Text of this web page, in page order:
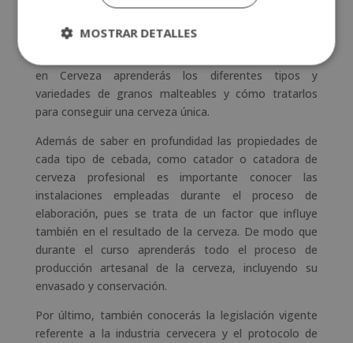
conocimiento en la elaboración de cerveza artesanal
de la cebada. Existen diferentes tipos de grano, y por
en Cerveza aprenderás los diferentes tipos y
variedades de granos malteables y cómo tratarlos
para conseguir una cerveza única.
Además de saber en profundidad las propiedades de
cada tipo de cebada, como catador o catadora de
cerveza profesional es importante conocer las
instalaciones empleadas durante el proceso de
elaboración, pues se trata de un factor que influye
también en el resultado de la cerveza. De modo que
durante el curso aprenderás todo el proceso de
producción artesanal de la cerveza, incluyendo su
envasado y conservación.
Por último, también conocerás la legislación vigente
referente a la industria cervecera y el protocolo de
MOSTRAR DETALLES